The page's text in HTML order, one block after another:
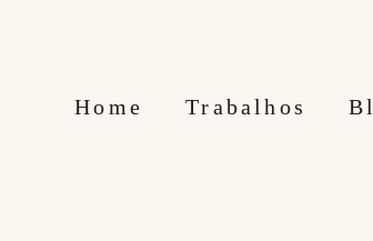
Home Trabalhos